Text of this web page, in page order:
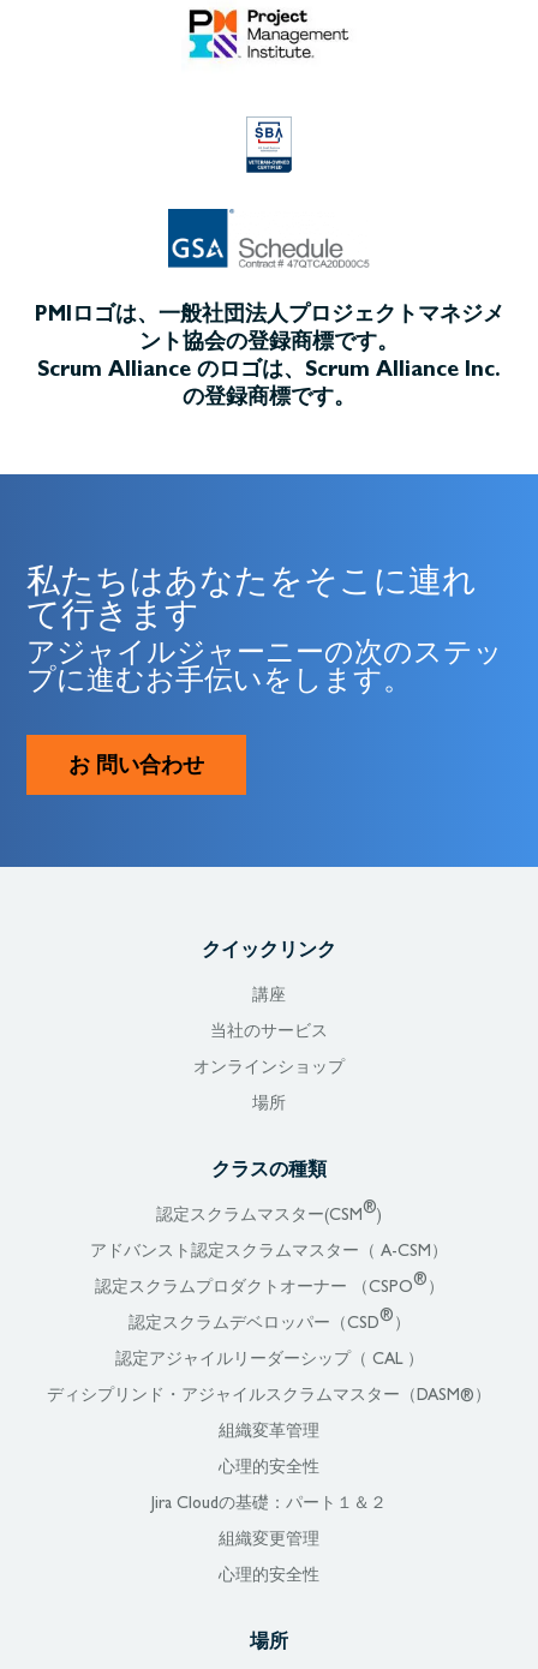
PMIロゴは、一般社団法人プロジェクトマネジメ
ント協会の登録商標です。
Scrum Alliance のロゴは、Scrum Alliance Inc.
の登録商標です。
私たちはあなたをそこに連れ
て行きます
アジャイルジャーニーの次のステッ
プに進むお手伝いをします。
お 問い合わせ
クイックリンク
講座
当社のサービス
オンラインショップ
場所
クラスの種類
認定スクラムマスター(CSM®)
アドバンスト認定スクラムマスター（ A-CSM）
認定スクラムプロダクトオーナー （CSPO® ）
認定スクラムデベロッパー（CSD® ）
認定アジャイルリーダーシップ（ CAL ）
ディシプリンド・アジャイルスクラムマスター（DASM®）
組織変革管理
心理的安全性
Jira Cloudの基礎：パート１＆２
組織変更管理
心理的安全性
場所